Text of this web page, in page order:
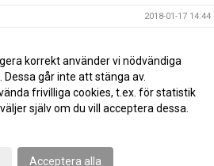
2018-01-17 14:44
2018-01-17 14:42
2018-01-07 11:10
korrekt använder vi nödvändiga
går inte att stänga av.
frivilliga cookies, t.ex. för statistik
själv om du vill acceptera dessa.
Acceptera alla